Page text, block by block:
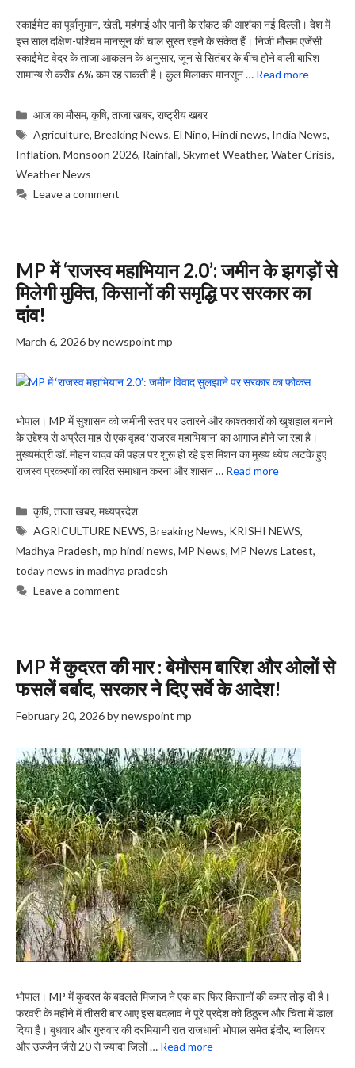
स्काईमेट का पूर्वानुमान, खेती, महंगाई और पानी के संकट की आशंका नई दिल्ली। देश में
इस साल दक्षिण-पश्चिम मानसून की चाल सुस्त रहने के संकेत हैं। निजी मौसम एजेंसी
स्काईमेट वेदर के ताजा आकलन के अनुसार, जून से सितंबर के बीच होने वाली बारिश
सामान्य से करीब 6% कम रह सकती है। कुल मिलाकर मानसून … Read more
Categories
आज का मौसम,कृषि,ताजा खबर,राष्ट्रीय खबर
Tags
Agriculture,Breaking News,El Nino,Hindi news, India News,
Inflation, Monsoon 2026, Rainfall, Skymet Weather, Water Crisis,
Weather News
Leave a comment
MP में ‘राजस्व महाभियान 2.0’: जमीन के झगड़ों से
मिलेगी मुक्ति, किसानों की समृद्धि पर सरकार का
दांव!
March 6, 2026bynewspoint mp
भोपाल। MP में सुशासन को जमीनी स्तर पर उतारने और काश्तकारों को खुशहाल बनाने
के उद्देश्य से अप्रैल माह से एक वृहद ‘राजस्व महाभियान’ का आगाज़ होने जा रहा है।
मुख्यमंत्री डॉ. मोहन यादव की पहल पर शुरू हो रहे इस मिशन का मुख्य ध्येय अटके हुए
राजस्व प्रकरणों का त्वरित समाधान करना और शासन … Read more
Categories
कृषि,ताजा खबर,मध्यप्रदेश
Tags
AGRICULTURE NEWS,Breaking News, KRISHI NEWS,
Madhya Pradesh, mp hindi news, MP News, MP News Latest,
today news in madhya pradesh
Leave a comment
MP में कुदरत की मार : बेमौसम बारिश और ओलों से
फसलें बर्बाद, सरकार ने दिए सर्वे के आदेश!
February 20, 2026bynewspoint mp
भोपाल। MP में कुदरत के बदलते मिजाज ने एक बार फिर किसानों की कमर तोड़ दी है।
फरवरी के महीने में तीसरी बार आए इस बदलाव ने पूरे प्रदेश को ठिठुरन और चिंता में डाल
दिया है। बुधवार और गुरुवार की दरमियानी रात राजधानी भोपाल समेत इंदौर, ग्वालियर
और उज्जैन जैसे 20 से ज्यादा जिलों … Read more